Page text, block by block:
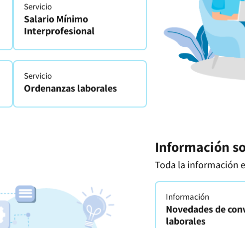
Servicio
Salario Mínimo
Interprofesional
Servicio
Ordenanzas laborales
Información
Toda la información
Información
Novedades de
laborales